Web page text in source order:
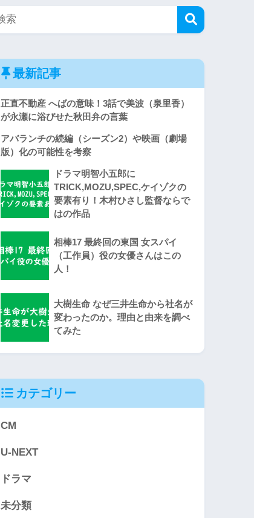
最新記事
正直不動産 へばの意味！3話で美波（泉里香）
が永瀬に浴びせた秋田弁の言葉
アバランチの続編（シーズン2）や映画（劇場
版）化の可能性を考察
ドラマ明智小五郎に
TRICK,MOZU,SPEC,ケイゾクの
要素有り！木村ひさし監督ならで
はの作品
相棒17 最終回の東国 女スパイ
（工作員）役の女優さんはこの
人！
大樹生命 なぜ三井生命から社名が
変わったのか。理由と由来を調べ
てみた
カテゴリー
CM
U-NEXT
ドラマ
未分類